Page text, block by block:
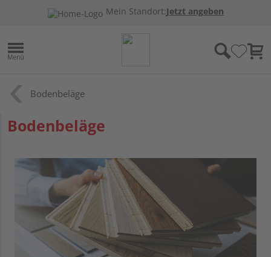
Mein Standort:Jetzt angeben
Bodenbeläge
Bodenbeläge